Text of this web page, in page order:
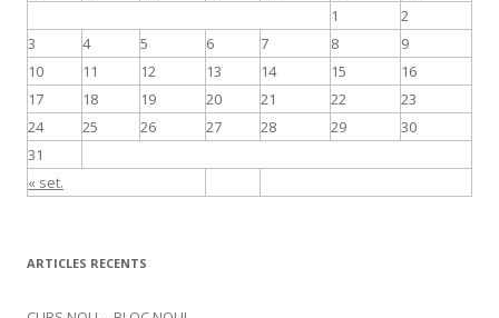
« set.
1
2
3
4 5 6 7 8
9
10
11 12 13 14 15
16
17
18 19 20 21 22
23
24
25 26 27 28 29
30
31
ARTICLES RECENTS